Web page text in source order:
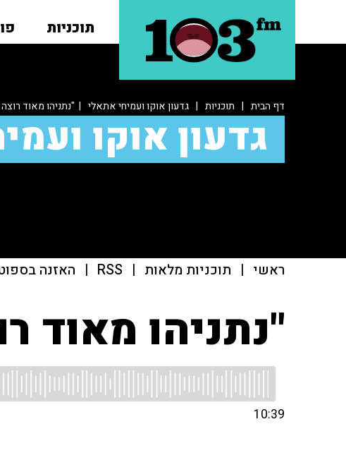
תוכניות
דף הבית | תוכניות | גדעון אוקו ועמיחי אתאלי | "נתניהו מאוד
גדעון אוקו
ראשי | תוכניות מלאות |
RSS
| האזנה
"נתניהו מאוד
10:39